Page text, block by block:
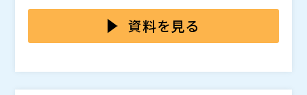
を定量的に予測しておく必要があります。
のかを定量化する必要があります。 業務フローを可視
化することで、「実は自動化しても効果が薄い業務」と
なります。根拠のあるデータがあれば、現場のパワーバ
ランスに左右されることなく、「投資の優先順位」を決
ん。導入後にどれだけの効果があったかを検証し、そこ
で見つかった新たなボトルネックを次の改善へ繋げる――こ
一の方法です。 また、業務が「見える化・標準化」さ
れることで、特定のベテラン社員に依存していた「属人
マジセミ株式会社（）
※共催、協賛、協力、講演企業は将来的に追加、削除さ
資料を見る